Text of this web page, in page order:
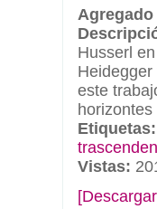
Husserl
este
horizontes
Etiquetas:
Vistas: